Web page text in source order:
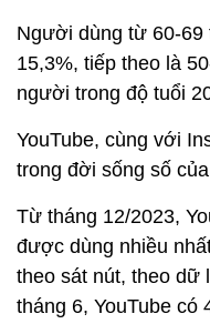
Người dùng từ 60-69
15,3%, tiếp theo là
người trong độ tuổi
YouTube, cùng với
trong đời sống số
Từ tháng 12/2023,
được dùng nhiều
theo sát nút, theo dữ
tháng 6, YouTube có